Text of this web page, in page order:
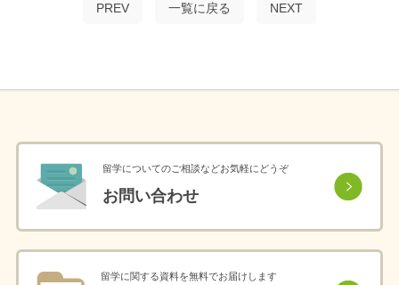
PREV 一覧に戻る NEXT
留学についてのご相談などお気軽にどうぞ
お問い合わせ
留学に関する資料を無料でお届けします